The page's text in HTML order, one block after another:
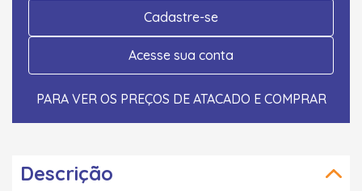
Cadastre-se
Acesse sua conta
PARA VER OS PREÇOS DE ATACADO E COMPRAR
Descrição